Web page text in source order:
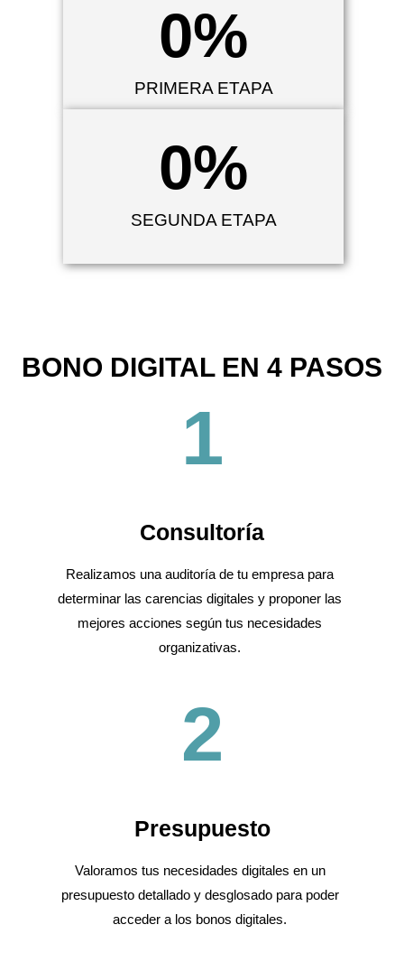
PRIMERA ETAPA
0%
SEGUNDA ETAPA
0%
BONO DIGITAL EN 4 PASOS
1
Consultoría
Realizamos una auditoría de tu empresa para
determinar las carencias digitales y proponer las
mejores acciones según tus necesidades
organizativas.
2
Presupuesto
Valoramos tus necesidades digitales en un
presupuesto detallado y desglosado para poder
acceder a los bonos digitales.